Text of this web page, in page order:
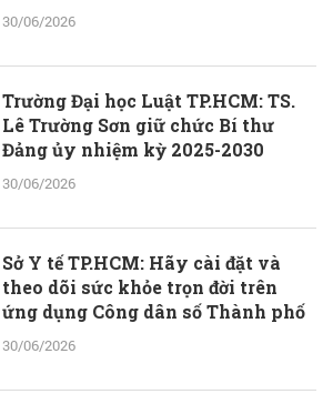
30/06/2026
Trường Đại học Luật TP.HCM: TS.
Lê Trường Sơn giữ chức Bí thư
Đảng ủy nhiệm kỳ 2025-2030
30/06/2026
Sở Y tế TP.HCM: Hãy cài đặt và
theo dõi sức khỏe trọn đời trên
ứng dụng Công dân số Thành phố
30/06/2026